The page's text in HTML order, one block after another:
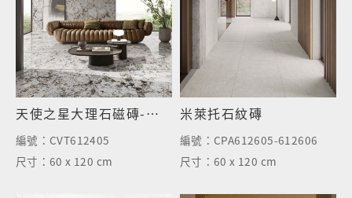
天使之星大理石磁磚-亮面
編號： CVT612405
尺寸：60 x 120 cm
米萊托石紋磚
編號： CPA612605-612606
尺寸：60 x 120 cm